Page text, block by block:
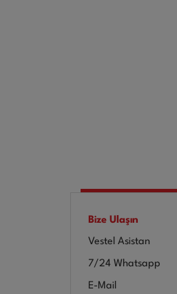
Bize Ulaşın
Vestel Asistan
7/24 Whatsapp
E-Mail